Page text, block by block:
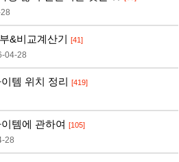
&비교계산기 [41]
04-28
템 위치 정리 [419]
템에 관하여 [105]
28